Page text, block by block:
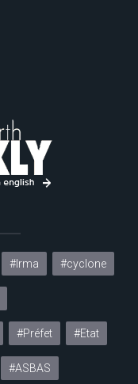
#Irma #cyclone
#Préfet #Etat
#ASBAS